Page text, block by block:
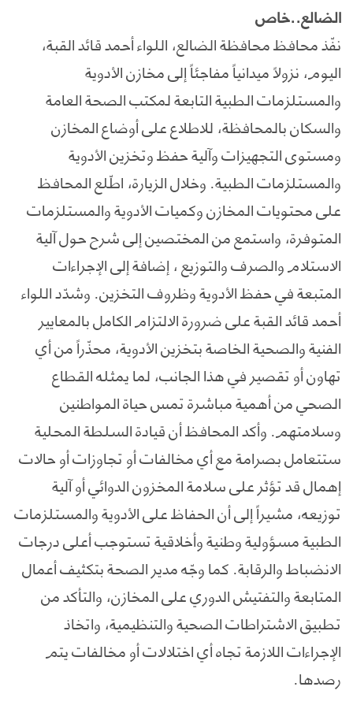
الضالع..خاص
نفّذ محافظ محافظة الضالع، اللواء أحمد قائد القبة،
اليوم، نزولاً ميدانياً مفاجئاً إلى مخازن الأدوية
والمستلزمات الطبية التابعة لمكتب الصحة العامة
والسكان بالمحافظة، للاطلاع على أوضاع المخازن
ومستوى التجهيزات وآلية حفظ وتخزين الأدوية
والمستلزمات الطبية. وخلال الزيارة، اطّلع المحافظ
على محتويات المخازن وكميات الأدوية والمستلزمات
المتوفرة، واستمع من المختصين إلى شرح حول آلية
الاستلام والصرف والتوزيع ، إضافة إلى الإجراءات
المتبعة في حفظ الأدوية وظروف التخزين. وشدّد اللواء
أحمد قائد القبة على ضرورة الالتزام الكامل بالمعايير
الفنية والصحية الخاصة بتخزين الأدوية، محذّراً من أي
تهاون أو تقصير في هذا الجانب، لما يمثله القطاع
الصحي من أهمية مباشرة تمس حياة المواطنين
وسلامتهم. وأكد المحافظ أن قيادة السلطة المحلية
ستتعامل بصرامة مع أي مخالفات أو تجاوزات أو حالات
إهمال قد تؤثر على سلامة المخزون الدوائي أو آلية
توزيعه، مشيراً إلى أن الحفاظ على الأدوية والمستلزمات
الطبية مسؤولية وطنية وأخلاقية تستوجب أعلى درجات
الانضباط والرقابة. كما وجّه مدير الصحة بتكثيف أعمال
المتابعة والتفتيش الدوري على المخازن، والتأكد من
تطبيق الاشتراطات الصحية والتنظيمية، واتخاذ
الإجراءات اللازمة تجاه أي اختلالات أو مخالفات يتم
رصدها.